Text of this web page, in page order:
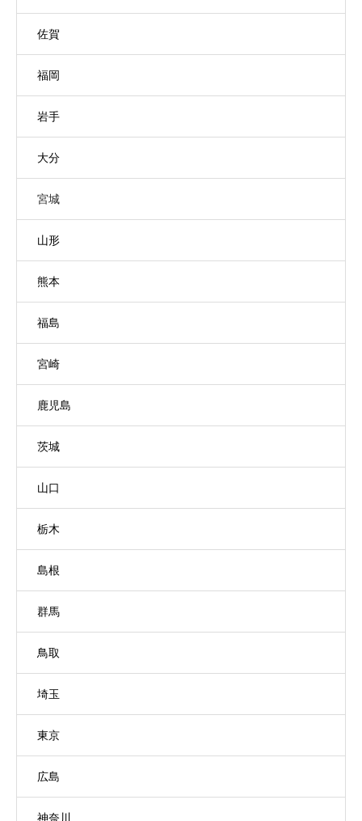
佐賀
福岡
岩手
大分
宮城
山形
熊本
福島
宮崎
鹿児島
茨城
山口
栃木
島根
群馬
鳥取
埼玉
東京
広島
神奈川